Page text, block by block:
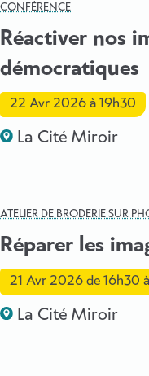
CONFÉRENCE
Réactiver nos
démocratiques
22 Avr 2026 à 19h30
La Cité Miroir
ATELIER DE BRODERIE SUR
Réparer les
21 Avr 2026 de 16h30
La Cité Miroir